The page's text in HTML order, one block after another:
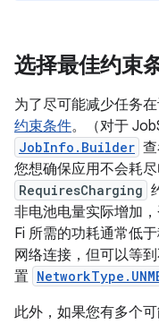
选择最佳约束
为了尽可能减少任务
约束条件。（对于
JobInfo.Builder
您想确保应用不会耗
RequiresCharging
非电池电量实际增加
Fi 所需的功耗通常低
网络连接，但可以等
置
此外，如果您有多个